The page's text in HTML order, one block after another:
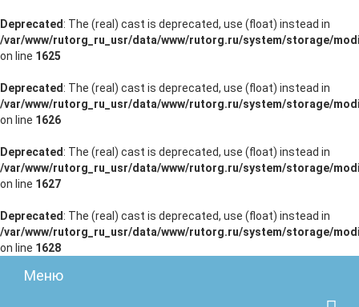
Deprecated : The (real) cast is deprecated, use (float) instead in
/var/www/rutorg_ru_usr/data/www/rutorg.ru/system/storage/
on line 1625
Deprecated : The (real) cast is deprecated, use (float) instead in
/var/www/rutorg_ru_usr/data/www/rutorg.ru/system/storage/
on line 1626
Deprecated : The (real) cast is deprecated, use (float) instead in
/var/www/rutorg_ru_usr/data/www/rutorg.ru/system/storage/
on line 1627
Deprecated : The (real) cast is deprecated, use (float) instead in
/var/www/rutorg_ru_usr/data/www/rutorg.ru/system/storage/
on line 1628
Меню